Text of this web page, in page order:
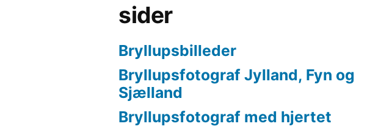
sider
Bryllupsbilleder
Bryllupsfotograf Jylland, Fyn og
Sjælland
Bryllupsfotograf med hjertet